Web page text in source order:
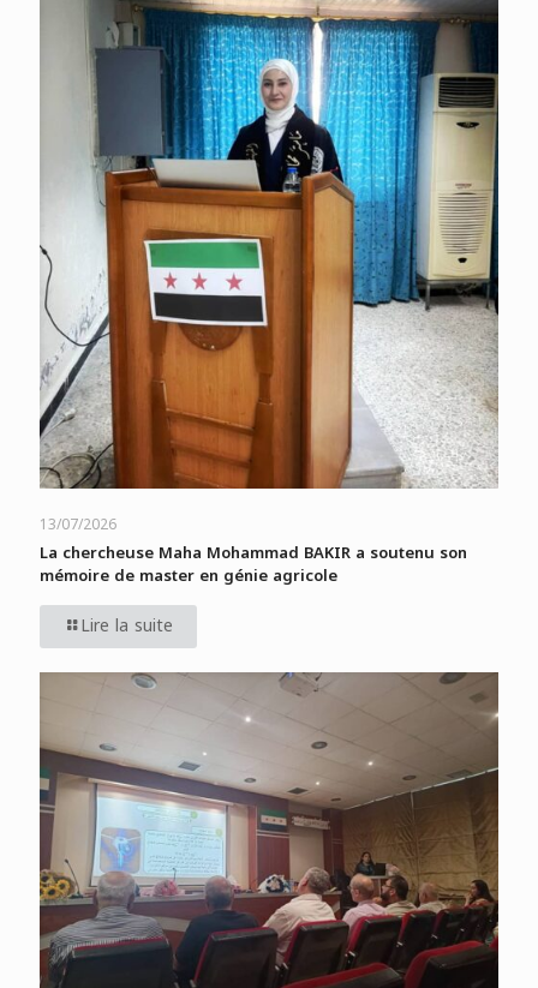
13/07/2026
La chercheuse Maha Mohammad BAKIR a soutenu son
mémoire de master en génie agricole
Lire la suite